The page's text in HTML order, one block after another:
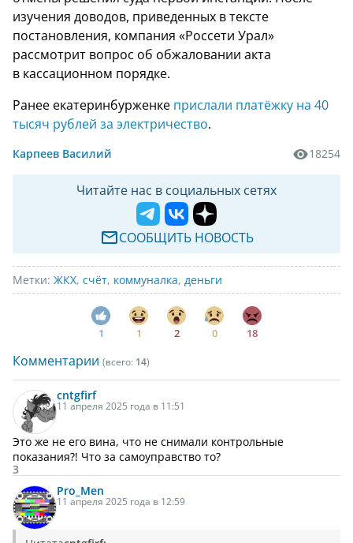
изучения доводов, приведенных в тексте
постановления, компания «Россети Урал»
рассмотрит вопрос об обжаловании акта
в кассационном порядке.
Ранее екатеринбурженке прислали платёжку на 40
тысяч рублей за электричество.
Карпеев Василий 18254
Читайте нас в социальных сетях
СООБЩИТЬ НОВОСТЬ
Метки: ЖКХ, счёт, коммуналка, деньги
1 1 2 0 18
Комментарии (всего: 14)
cntgfirf
11 апреля 2025 года в 11:51
Это же не его вина, что не снимали контрольные
показания?! Что за самоуправство то?
3
Pro_Men
11 апреля 2025 года в 12:59